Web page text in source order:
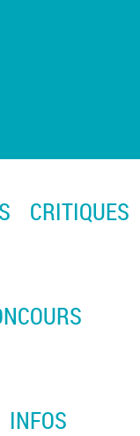
CRITIQUES
INFOS